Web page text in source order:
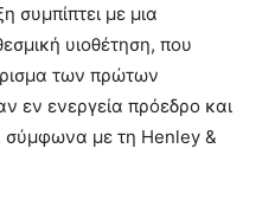
συμπίπτει με μια
υιοθέτηση, που
των πρώτων
εν ενεργεία πρόεδρο και
σύμφωνα με τη Henley &